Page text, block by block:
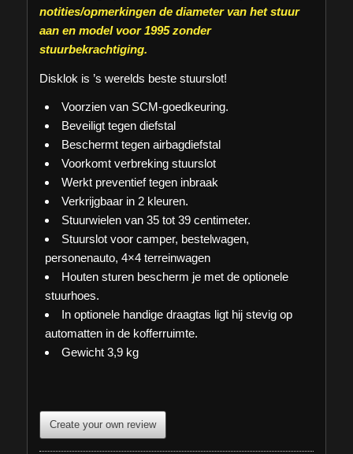
notities/opmerkingen de diameter van het stuur
aan en model voor 1995 zonder
stuurbekrachtiging.
Disklok is ’s werelds beste stuurslot!
Voorzien van SCM-goedkeuring.
Beveiligt tegen diefstal
Beschermt tegen airbagdiefstal
Voorkomt verbreking stuurslot
Werkt preventief tegen inbraak
Verkrijgbaar in 2 kleuren.
Stuurwielen van 35 tot 39 centimeter.
Stuurslot voor camper, bestelwagen,
personenauto, 4×4 terreinwagen
Houten sturen bescherm je met de optionele
stuurhoes.
In optionele handige draagtas ligt hij stevig op
automatten in de kofferruimte.
Gewicht 3,9 kg
Create your own review